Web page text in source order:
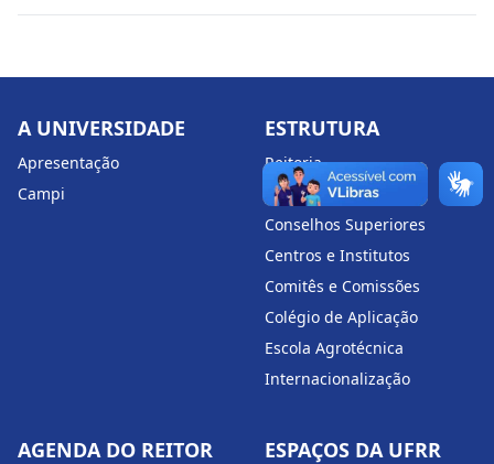
A UNIVERSIDADE
Apresentação
Campi
ESTRUTURA
Reitoria
Pró-Reitorias
Conselhos Superiores
Centros e Institutos
Comitês e Comissões
Colégio de Aplicação
Escola Agrotécnica
Internacionalização
AGENDA DO REITOR ESPAÇOS DA UFRR